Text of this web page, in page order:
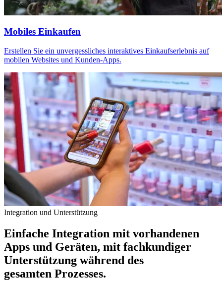
Mobiles Einkaufen
Erstellen Sie ein unvergessliches interaktives Einkaufserlebnis auf
mobilen Websites und Kunden-Apps.
Integration und Unterstützung
Einfache Integration mit vorhandenen
Apps und Geräten, mit fachkundiger
Unterstützung während des
gesamten Prozesses.